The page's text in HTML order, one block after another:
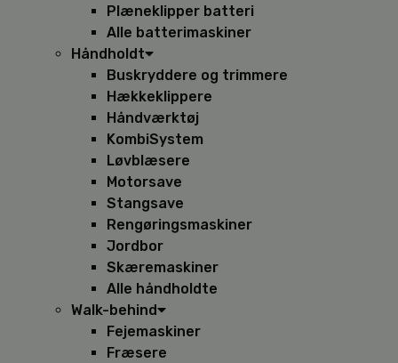
Plæneklipper batteri
Alle batterimaskiner
Håndholdt
Buskryddere og trimmere
Hækkeklippere
Håndværktøj
KombiSystem
Løvblæsere
Motorsave
Stangsave
Rengøringsmaskiner
Jordbor
Skæremaskiner
Alle håndholdte
Walk-behind
Fejemaskiner
Fræsere